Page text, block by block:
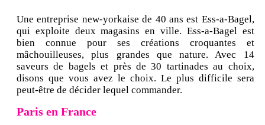
Une entreprise new-yorkaise de 40 ans est Ess-a-Bagel,
qui exploite deux magasins en ville. Ess-a-Bagel est
bien connue pour ses créations croquantes et
mâchouilleuses, plus grandes que nature. Avec 14
saveurs de bagels et près de 30 tartinades au choix,
disons que vous avez le choix. Le plus difficile sera
peut-être de décider lequel commander.
Paris en France